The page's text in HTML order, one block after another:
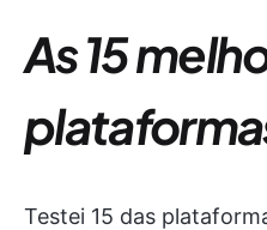
As 15
Testei 15 das